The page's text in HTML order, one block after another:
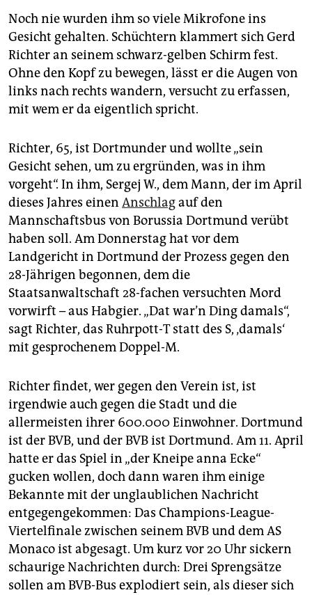
unterstützen
abo
genossenschaft
epaper login
Noch nie wurden ihm so viele Mikrofone ins
Gesicht gehalten. Schüchtern klammert sich Gerd
Richter an seinem schwarz-gelben Schirm fest.
Ohne den Kopf zu bewegen, lässt er die Augen von
links nach rechts wandern, versucht zu erfassen,
mit wem er da eigentlich spricht.
Richter, 65, ist Dortmunder und wollte „sein
Gesicht sehen, um zu ergründen, was in ihm
vorgeht“. In ihm, Sergej W., dem Mann, der im April
dieses Jahres einen Anschlagauf den
Mannschaftsbus von Borussia Dortmund verübt
haben soll. Am Donnerstag hat vor dem
Landgericht in Dortmund der Prozess gegen den
28-Jährigen begonnen, dem die
Staatsanwaltschaft 28-fachen versuchten Mord
vorwirft – aus Habgier. „Dat war’n Ding damals“,
sagt Richter, das Ruhrpott-T statt des S, ‚damals‘
mit gesprochenem Doppel-M.
Richter findet, wer gegen den Verein ist, ist
irgendwie auch gegen die Stadt und die
allermeisten ihrer 600.000 Einwohner. Dortmund
ist der BVB, und der BVB ist Dortmund. Am 11. April
hatte er das Spiel in „der Kneipe anna Ecke“
gucken wollen, doch dann waren ihm einige
Bekannte mit der unglaublichen Nachricht
entgegengekommen: Das Champions-League-
Viertelfinale zwischen seinem BVB und dem AS
Monaco ist abgesagt. Um kurz vor 20 Uhr sickern
schaurige Nachrichten durch: Drei Sprengsätze
sollen am BVB-Bus explodiert sein, als dieser sich